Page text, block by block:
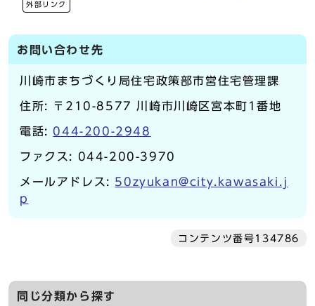
外部リンク
お問い合わせ先
川崎市まちづくり局住宅政策部市営住宅管理課
住所: 〒210-8577 川崎市川崎区宮本町1番地
電話: 044-200-2948
ファクス: 044-200-3970
メールアドレス: 50zyukan@city.kawasaki.j
p
コンテンツ番号134786
同じ分類から探す